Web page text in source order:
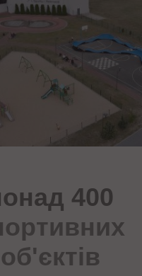
400
об'єктів